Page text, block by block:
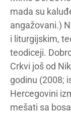
mada su
angažovani.)
i liturgijskim,
teodiceji.
Crkvi još od
godinu (2008;
Hercegovini
mešati sa